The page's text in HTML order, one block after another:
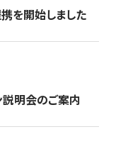
を開始しました
明会のご案内